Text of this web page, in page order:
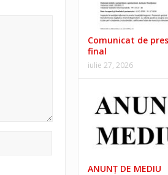
Comunicat de
final
iulie 27, 2026
ANUNŢ DE MEDIU